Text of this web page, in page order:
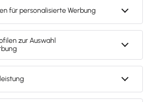
zum Thema
anzeigen